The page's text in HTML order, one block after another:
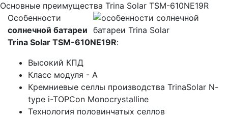
Основные преимущества Trina Solar TSM-610NE19R
Особенности
солнечной батареи
Trina Solar TSM-610NE19R:
Высокий КПД
Класс модуля - А
Кремниевые селлы производства TrinaSolar N-
type i-TOPCon Monocrystalline
Технология половинчатых селлов